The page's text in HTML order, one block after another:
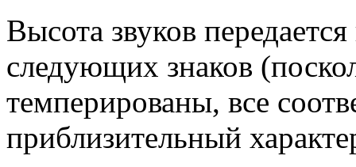
Высота звуков
следующих знаков
темперированы, все
приблизительный